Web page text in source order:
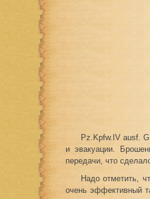
Pz.Kpfw.IV ausf.
и эвакуации.
передачи, что
Надо отметить,
очень эффективный